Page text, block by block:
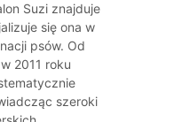
Suzi znajduje
się ona w
psów. Od
2011 roku
szeroki